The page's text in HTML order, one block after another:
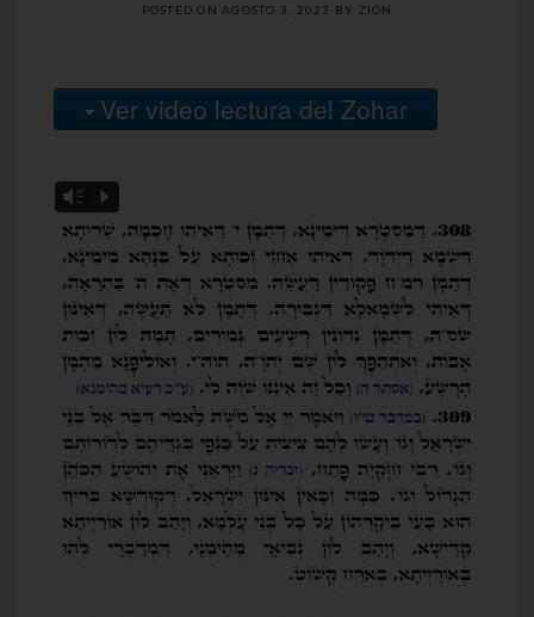
POSTED ON AGOSTO 3, 2023 BY ZION
Ver video lectura del Zohar
Vm P